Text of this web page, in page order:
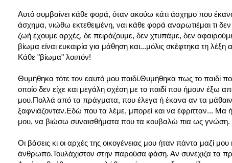
Αυτό συμβαίνει κάθε φορά, όταν ακούω κάτι άσχημο που
άσχημα, νιώθω εκτεθειμένη, ναι κάθε φορά αναρωτιέμαι τι
ζωή έχουμε αρχές, δε πειράζουμε, δεν χτυπάμε, δεν
βίωμα είναι ευκαιρία για μάθηση και...μόλις σκέφτηκα τη λέξη
Κάθε "βίωμα" λοιπόν!
Θυμήθηκα τότε τον εαυτό μου παιδί.Θυμήθηκα πως το παιδί
οποίο δεν είχε και μεγάλη σχέση με το παιδί που ήμουν έξω
μου.Πολλά από τα πράγματα, που έλεγα ή έκανα αν τα
ξαφνιάζονταν.Εδώ που τα λέμε, μπορεί και να έφριτταν... Μα
μου, να βιώσω συναισθήματα που τα κουβαλώ πια ως γνώση.
Οι βάσεις κι οι αρχές της οικογένειας μου ήταν πάντα μαζί
άνθρωπο.Τουλάχιστον στην παρούσα φάση. Αν συνέχιζα τα